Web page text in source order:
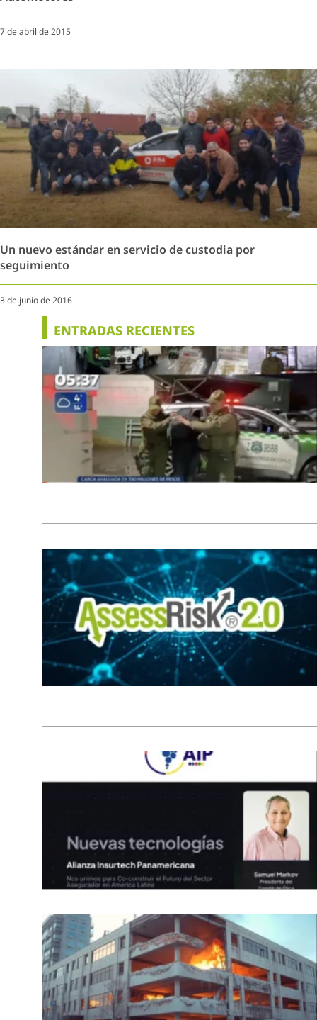
7 de abril de 2015
Un nuevo estándar en servicio de custodia por
seguimiento
3 de junio de 2016
ENTRADAS RECIENTES